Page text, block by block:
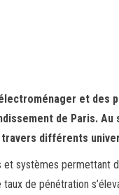
et des
de Paris. Au
différents
et systèmes permettant
de pénétration